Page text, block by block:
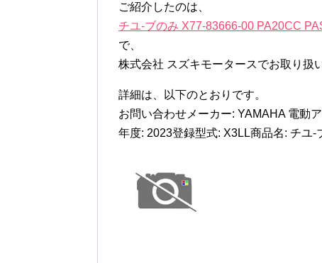
ご紹介したのは、
チユ-ブのみ X77-83666-00 PA20CC
で、
株式会社 スズキモータースでお取り扱
詳細は、以下のとおりです。
お問い合わせメーカー: YAMAHA 電動
年度: 2023登録型式: X3LL商品名: チユ-